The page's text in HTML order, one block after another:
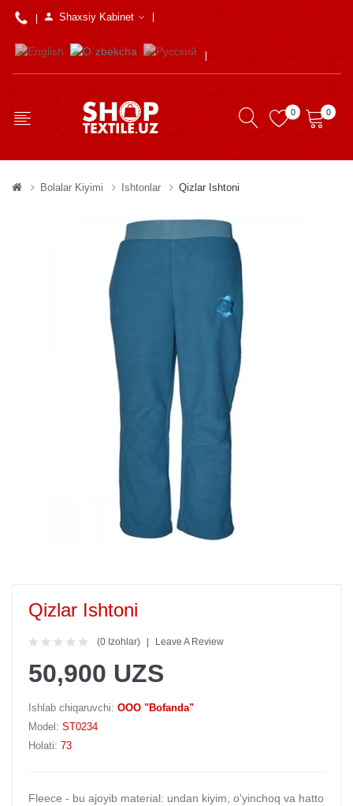
Shaxsiy Kabinet
0 0
Bolalar Kiyimi Ishtonlar Qizlar Ishtoni
Qizlar Ishtoni
(0 Izohlar) Leave A Review
50,900 UZS
Ishlab chiqaruvchi: OOO "Bofanda"
Model: ST0234
Holati: 73
Fleece - bu ajoyib material: undan kiyim, o'yinchoq va hatto